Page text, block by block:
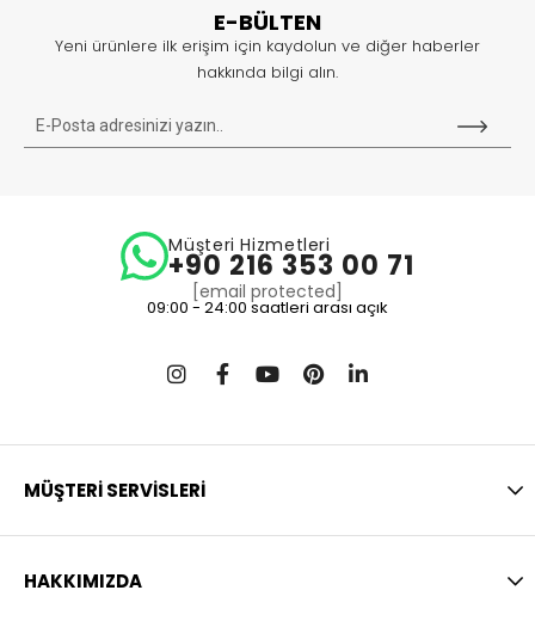
E-BÜLTEN
Yeni ürünlere ilk erişim için kaydolun ve diğer haberler
hakkında bilgi alın.
Müşteri Hizmetleri
+90 216 353 00 71
[email protected]
09:00 - 24:00 saatleri arası açık
MÜŞTERİ SERVİSLERİ
HAKKIMIZDA